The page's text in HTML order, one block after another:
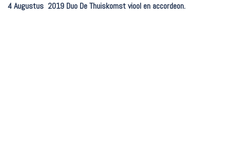
4 Augustus 2019 Duo De Thuiskomst viool en accordeon.